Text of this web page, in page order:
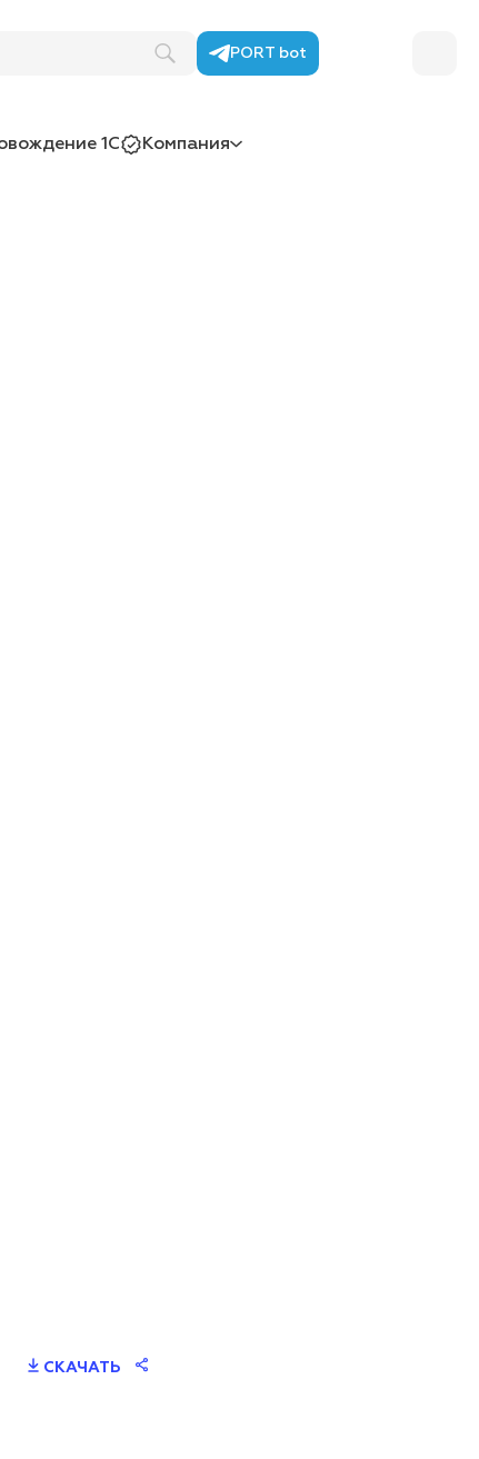
PORT bot
1С Компания
СКАЧАТЬ